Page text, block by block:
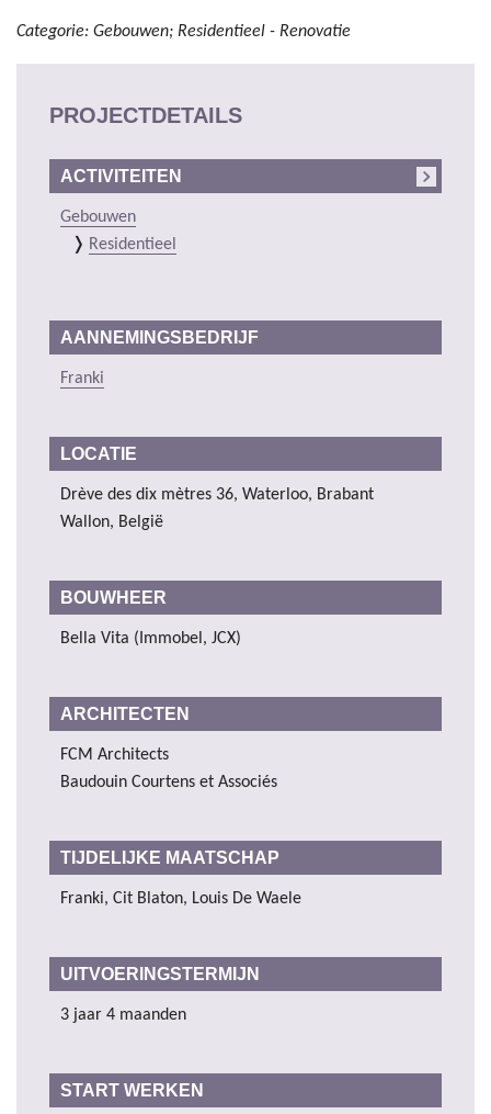
Categorie: Gebouwen; Residentieel - Renovatie
PROJECTDETAILS
ACTIVITEITEN
Gebouwen
Residentieel
AANNEMINGSBEDRIJF
Franki
LOCATIE
Drève des dix mètres 36, Waterloo, Brabant
Wallon, België
BOUWHEER
Bella Vita (Immobel, JCX)
ARCHITECTEN
FCM Architects
Baudouin Courtens et Associés
TIJDELIJKE MAATSCHAP
Franki, Cit Blaton, Louis De Waele
UITVOERINGSTERMIJN
3 jaar 4 maanden
START WERKEN